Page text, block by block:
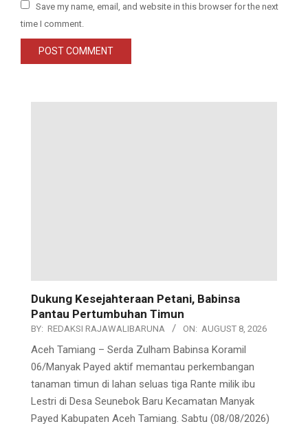
Save my name, email, and website in this browser for the next
time I comment.
Dukung Kesejahteraan Petani, Babinsa
Pantau Pertumbuhan Timun
BY: REDAKSI RAJAWALIBARUNA ON: AUGUST 8, 2026
Aceh Tamiang – Serda Zulham Babinsa Koramil
06/Manyak Payed aktif memantau perkembangan
tanaman timun di lahan seluas tiga Rante milik ibu
Lestri di Desa Seunebok Baru Kecamatan Manyak
Payed Kabupaten Aceh Tamiang. Sabtu (08/08/2026)